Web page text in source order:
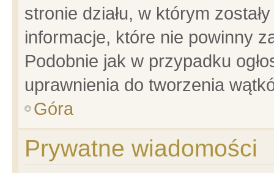
stronie działu, w którym
informacje, które nie powinny
Podobnie jak w przypadku
uprawnienia do tworzenia
Góra
Prywatne wiadomości